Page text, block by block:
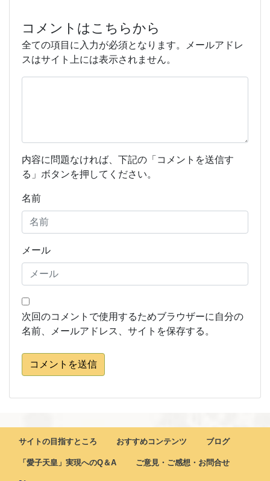
コメントはこちらから
全ての項目に入力が必須となります。メールアドレ
スはサイト上には表示されません。
内容に問題なければ、下記の「コメントを送信す
る」ボタンを押してください。
名前
メール
次回のコメントで使用するためブラウザーに自分の
名前、メールアドレス、サイトを保存する。
コメントを送信
サイトの目指すところ おすすめコンテンツ ブログ
「愛子天皇」実現へのQ＆A ご意見・ご感想・お問合せ